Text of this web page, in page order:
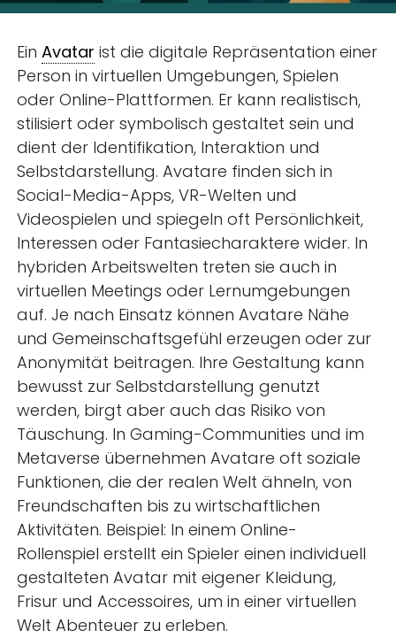
EinAvatar ist die digitale Repräsentation einer
Person in virtuellen Umgebungen, Spielen
oder Online-Plattformen. Er kann realistisch,
stilisiert oder symbolisch gestaltet sein und
dient der Identifikation, Interaktion und
Selbstdarstellung. Avatare finden sich in
Social-Media-Apps, VR-Welten und
Videospielen und spiegeln oft Persönlichkeit,
Interessen oder Fantasiecharaktere wider. In
hybriden Arbeitswelten treten sie auch in
virtuellen Meetings oder Lernumgebungen
auf. Je nach Einsatz können Avatare Nähe
und Gemeinschaftsgefühl erzeugen oder zur
Anonymität beitragen. Ihre Gestaltung kann
bewusst zur Selbstdarstellung genutzt
werden, birgt aber auch das Risiko von
Täuschung. In Gaming-Communities und im
Metaverse übernehmen Avatare oft soziale
Funktionen, die der realen Welt ähneln, von
Freundschaften bis zu wirtschaftlichen
Aktivitäten. Beispiel: In einem Online-
Rollenspiel erstellt ein Spieler einen individuell
gestalteten Avatar mit eigener Kleidung,
Frisur und Accessoires, um in einer virtuellen
Welt Abenteuer zu erleben.